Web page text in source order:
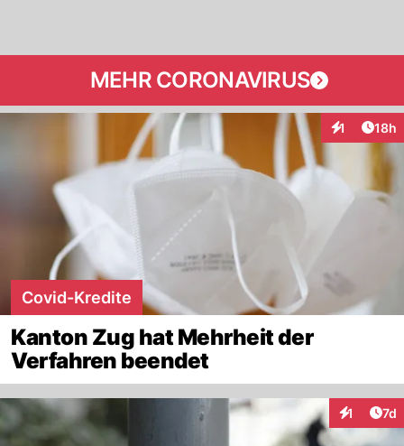
MEHR CORONAVIRUS
1 18h
Covid-Kredite
Kanton Zug hat Mehrheit der
Verfahren beendet
1 7d